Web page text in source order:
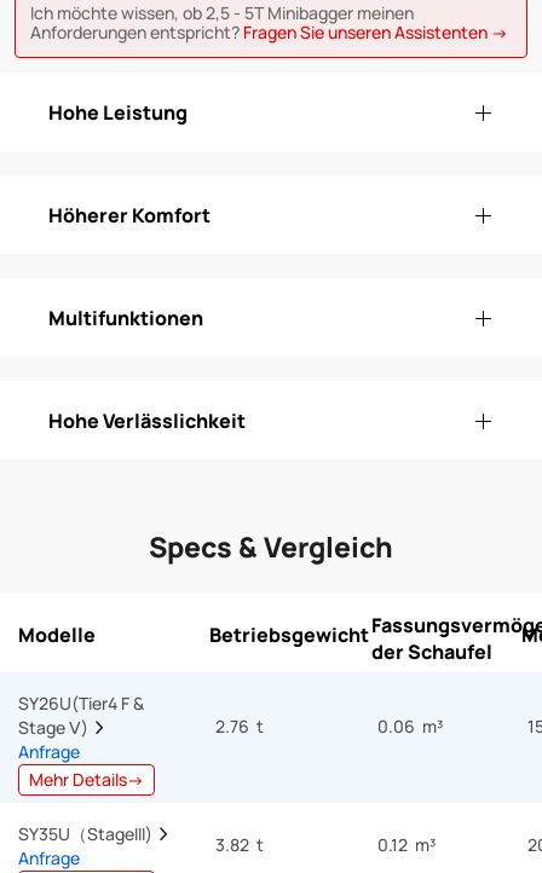
Ich möchte wissen, ob 2,5 - 5T Minibagger meinen
Anforderungen entspricht? Fragen Sie unseren Assistenten →
Hohe Leistung
Höherer Komfort
Multifunktionen
Hohe Verlässlichkeit
Specs & Vergleich
Modelle Betriebsgewicht
der Schaufel
SY26U(Tier4 F &
Stage Ⅴ)
Anfrage
Mehr Details→
2.76 t 0.06 m³
SY35U（StageIII)
Anfrage
3.82 t 0.12 m³